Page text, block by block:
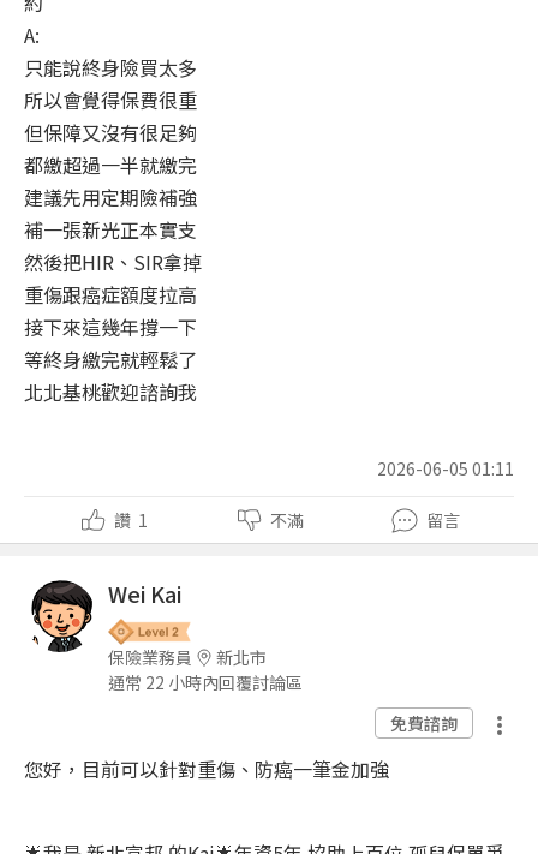
A:
只能說終身險買太多
所以會覺得保費很重
但保障又沒有很足夠
都繳超過一半就繳完
建議先用定期險補強
補一張新光正本實支
然後把HIR、SIR拿掉
重傷跟癌症額度拉高
接下來這幾年撐一下
等終身繳完就輕鬆了
北北基桃歡迎諮詢我
2026-06-05 01:11
讚 1 不滿 留言
Wei Kai
保險業務員
新北市
通常 22 小時內回覆討論區
免費諮詢
您好，目前可以針對重傷、防癌一筆金加強